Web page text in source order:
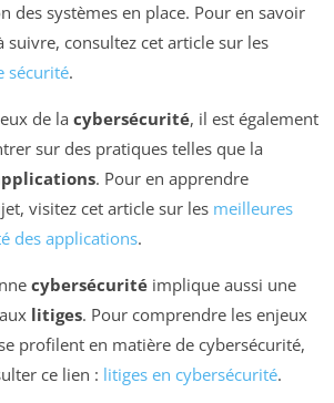
des systèmes en place. Pour en savoir
suivre, consultez cet article sur les
sécurité.
de la cybersécurité, il est également
sur des pratiques telles que la
. Pour en apprendre
visitez cet article sur les meilleures
des applications.
cybersécurité implique aussi une
litiges. Pour comprendre les enjeux
profilent en matière de cybersécurité,
ce lien : litiges en cybersécurité.